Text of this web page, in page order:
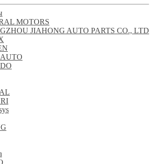
MOTORS
JIAHONG AUTO PARTS CO., LTD